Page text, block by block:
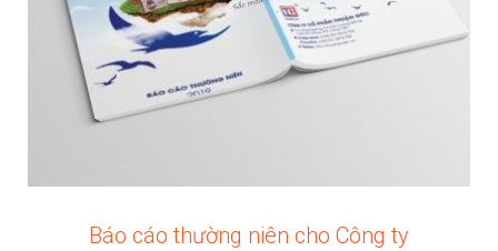
Báo cáo thường niên cho Công ty